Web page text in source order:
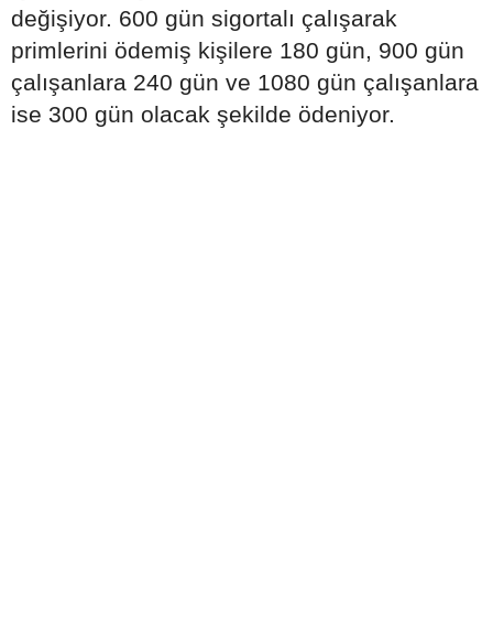
değişiyor. 600 gün sigortalı çalışarak
primlerini ödemiş kişilere 180 gün, 900 gün
çalışanlara 240 gün ve 1080 gün çalışanlara
ise 300 gün olacak şekilde ödeniyor.